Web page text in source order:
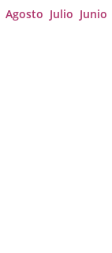
Agosto Julio Junio